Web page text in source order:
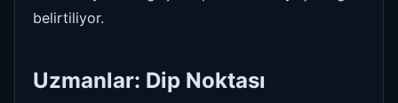
belirtiliyor.
Uzmanlar: Dip Noktası